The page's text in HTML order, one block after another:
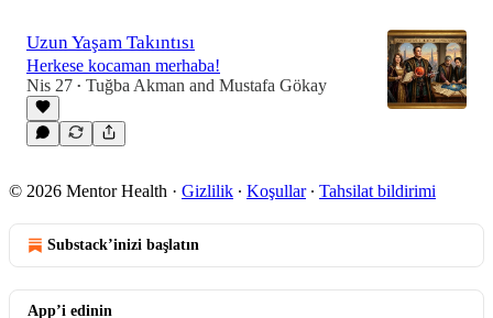
Uzun Yaşam Takıntısı
Herkese kocaman merhaba!
Nis 27 • Tuğba Akman and Mustafa Gökay
© 2026 Mentor Health · Gizlilik ∙ Koşullar∙ Tahsilat bildirimi
Substack’inizi başlatın
App’i edinin